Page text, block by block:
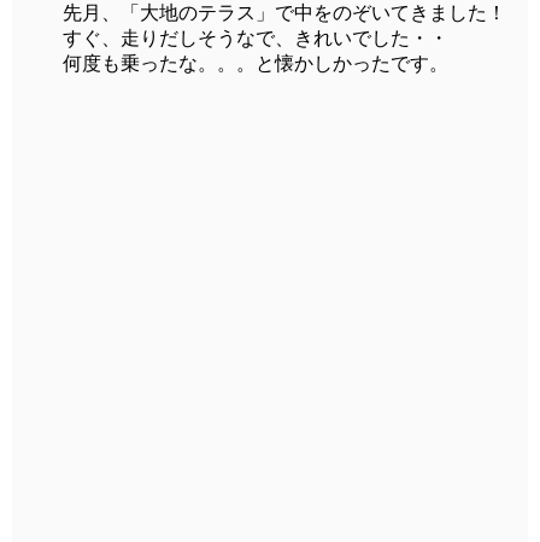
先月、「大地のテラス」で中をのぞいてきました！
すぐ、走りだしそうなで、きれいでした・・
何度も乗ったな。。。と懐かしかったです。